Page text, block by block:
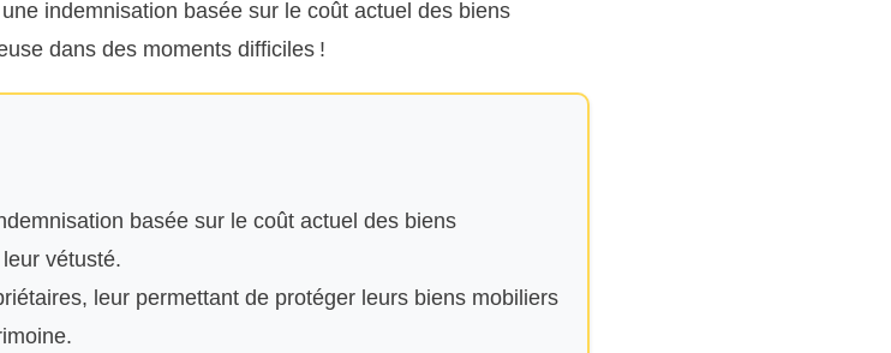
indemnisation basée sur le coût actuel des biens
dans des moments difficiles !
basée sur le coût actuel des biens
vétusté.
leur permettant de protéger leurs biens mobiliers